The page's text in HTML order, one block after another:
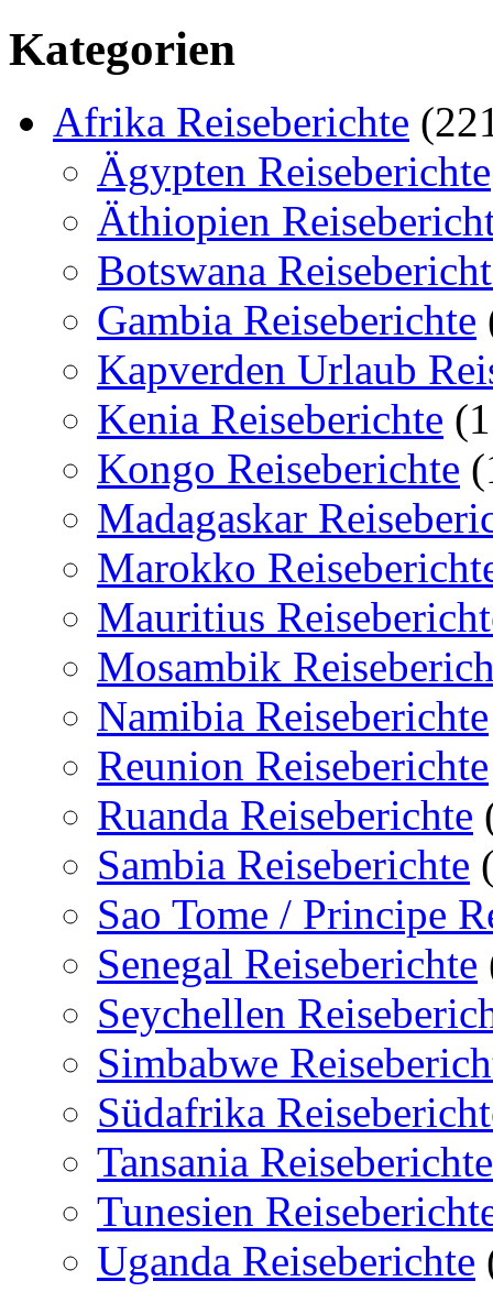
Kategorien
Afrika Reiseberichte
Ägypten Reiseberichte
Äthiopien
Botswana
Gambia Reiseberichte
Kapverden Urlaub
Kenia Reiseberichte
Kongo Reiseberichte
Madagaskar
Marokko
Mauritius
Mosambik
Namibia Reiseberichte
Reunion Reiseberichte
Ruanda Reiseberichte
Sambia Reiseberichte
Sao Tome / Principe
Senegal Reiseberichte
Seychellen
Simbabwe
Südafrika
Tansania Reiseberichte
Tunesien
Uganda Reiseberichte